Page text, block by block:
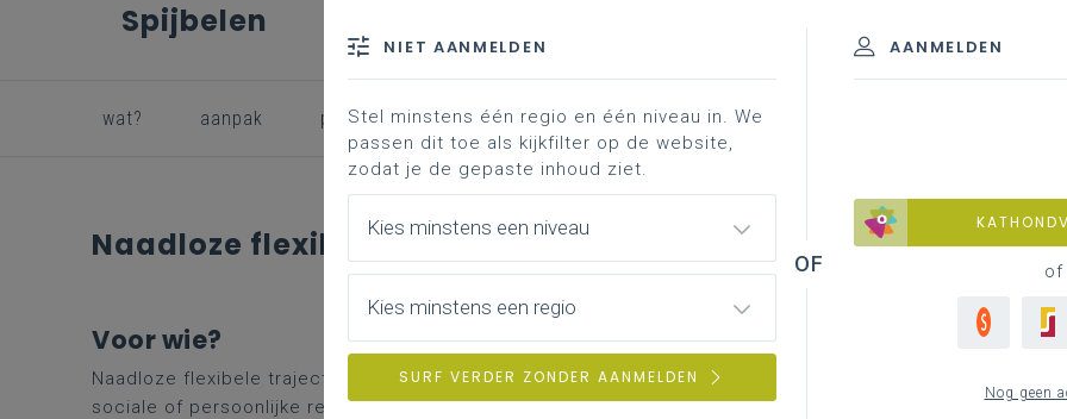
Spijbelen
wat? aanpak preventie naadloze flexibele trajecten
Naadloze flexibele trajecten
Voor wie?
Naadloze flexibele trajecten (NAFT) zijn er voor jongeren die wegens pedagogische, juridische,
sociale of persoonlijke redenen hetonderwijs dreigen te verlaten. De problematiek van die
AANMELDEN
of
Nog geen
NIET AANMELDEN
Stel minstens één regio en één niveau in. We
passen dit toe als kijkfilter op de website,
zodat je de gepaste inhoud ziet.
Kies minstens een niveau
Kies minstens een regio
SURF VERDER ZONDER AANMELDEN